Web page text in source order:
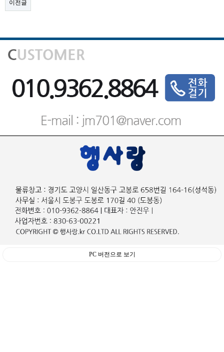
이전글
PC 버전으로 보기